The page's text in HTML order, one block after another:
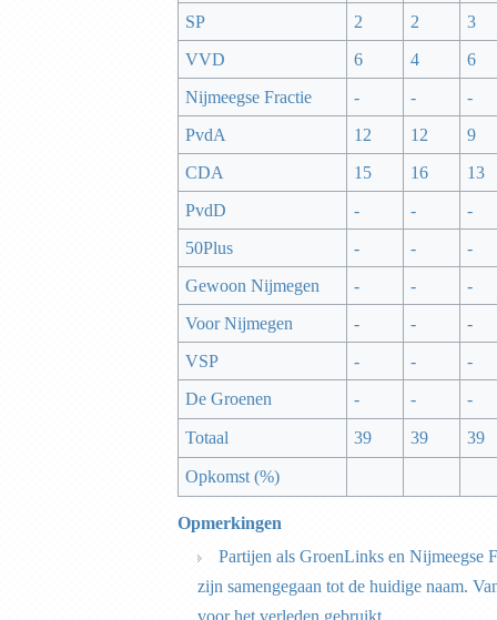
SP
2 2
3
VVD
6 4
6
Nijmeegse Fractie
- -
-
PvdA
12 12
9
CDA
15 16
13
PvdD
- -
-
50Plus
- -
-
Gewoon Nijmegen
- -
-
Voor Nijmegen
- -
-
VSP
- -
-
De Groenen
- - -
Totaal 39 39 39
Opkomst (%)
Opmerkingen
Partijen als GroenLinks en Nijmeegse
zijn samengegaan tot de huidige naam.
voor het verleden gebruikt.